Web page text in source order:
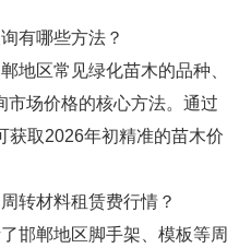
有哪些方法？
地区常见绿化苗木的品种、
市场价格的核心方法。通过
获取2026年初精准的苗木价
转材料租赁费行情？
邯郸地区脚手架、模板等周